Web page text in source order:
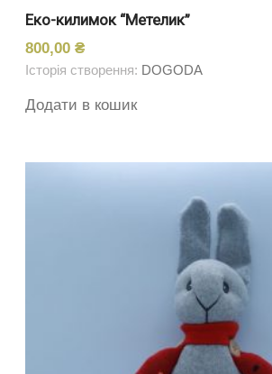
Еко-килимок “Метелик”
800,00₴
Історія створення: DOGODA
Додати в кошик